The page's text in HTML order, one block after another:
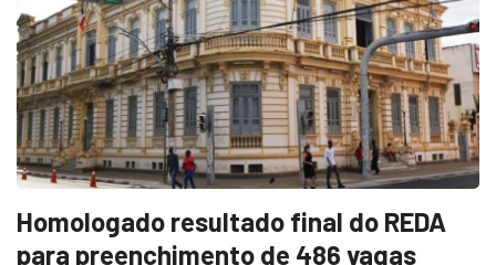
Homologado resultado final do REDA
para preenchimento de 486 vagas